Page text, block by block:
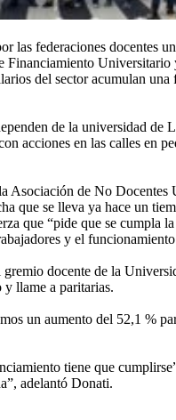
las federaciones docentes
Universitario
del sector acumulan
de la universidad de
acciones en las calles en
Asociación de No Docentes
que se lleva ya hace un
que “pide que se cumpla
y el
docente de la
llame a paritarias.
un aumento del 52,1 %
tiene que
adelantó Donati.